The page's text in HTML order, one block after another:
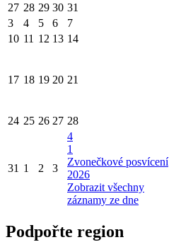
27 28 29 30 31
3
4 5 6 7
10 11 12 13 14
17 18 19 20 21
24 25 26 27 28
31 1 2 3
4
1
Zvonečkové posvícení
2026
Zobrazit všechny
záznamy ze dne
Podpořte region